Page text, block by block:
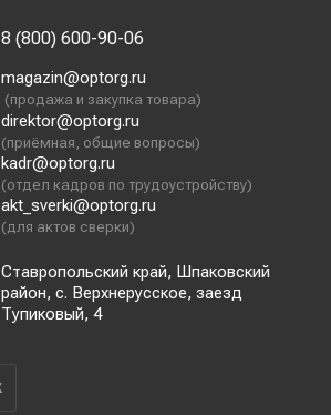
8 (800) 600-90-06
magazin@optorg.ru
(продажа и закупка товара)
direktor@optorg.ru
(приёмная, общие вопросы)
kadr@optorg.ru
(отдел кадров по трудоустройству)
akt_sverki@optorg.ru
(для актов сверки)
Ставропольский край, Шпаковский
район, с. Верхнерусское, заезд
Тупиковый, 4